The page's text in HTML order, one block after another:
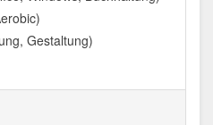
Gestaltung)